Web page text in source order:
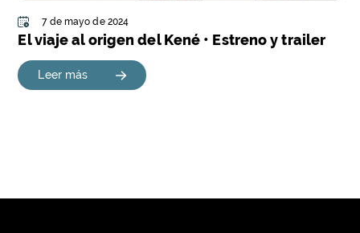
7 de mayo de 2024
El viaje al origen del Kené • Estreno y trailer
Leer más